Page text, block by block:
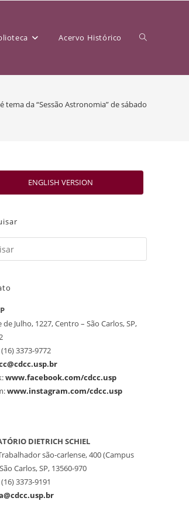
Acervo Histórico
tema da “Sessão Astronomia” de sábado
ENGLISH VERSION
de Julho, 1227, Centro – São Carlos, SP,
3373-9772
www.facebook.com/cdcc.usp
www.instagram.com/cdcc.usp
DIETRICH SCHIEL
são-carlense, 400 (Campus
Carlos, SP, 13560-970
3373-9191